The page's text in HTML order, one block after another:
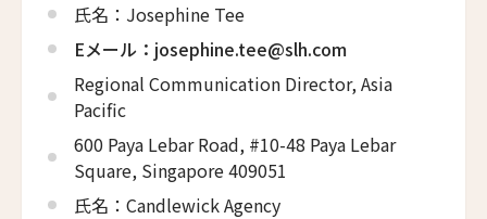
2024
2023
氏名：Josephine Tee
Eメール：josephine.tee@slh.com
Regional Communication Director, Asia
Pacific
600 Paya Lebar Road, #10-48 Paya Lebar
Square, Singapore 409051
氏名：Candlewick Agency